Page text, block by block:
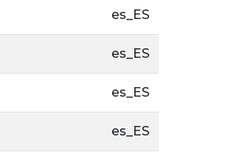
es_ES
es_ES
es_ES
es_ES